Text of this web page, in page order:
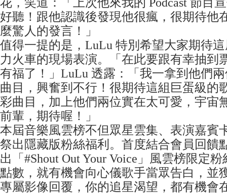
好聽！跟他認識後發現他很瘋，很期待他
麼驚人的發言！」
值得一提的是，LuLu 特別希望大家期待
力火車的現場表演。「在此要跟有幸抽到
有福了！」LuLu 透露：「我一拿到他們
曲目，興奮到不行！很期待這組巨蛋級的
彩曲目，加上他們兩位實在太可愛，宇宙
前輩，期待喔！」
本屆音樂風雲榜不但眾星雲集、表演嘉賓
祭出隱藏版粉絲福利。首度結合會員回饋
出「#Shout Out Your Voice」風雲榜限定
點數，就有機會向心儀歌手當眾告白，並
專屬影像回覆，你的追星渴望，都有機會